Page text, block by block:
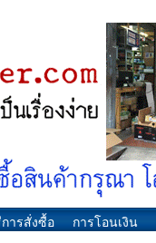
ารสั่งซื้อ การโอนเงิน